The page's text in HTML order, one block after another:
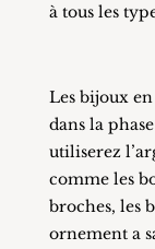
à tous les
Les bijoux
dans la
utiliserez
comme les
broches, les
ornement a